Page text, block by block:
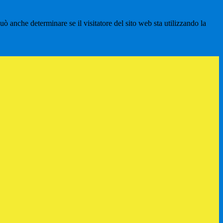
anche determinare se il visitatore del sito web sta utilizzando la